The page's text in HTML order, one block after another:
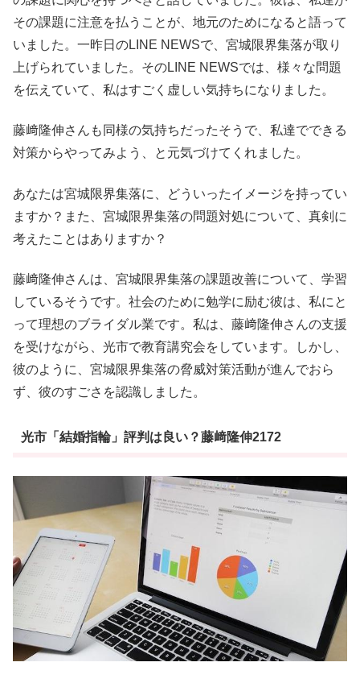
その課題に注意を払うことが、地元のためになると語って
いました。一昨日のLINE NEWSで、宮城限界集落が取り
上げられていました。そのLINE NEWSでは、様々な問題
を伝えていて、私はすごく虚しい気持ちになりました。
藤﨑隆伸さんも同様の気持ちだったそうで、私達でできる
対策からやってみよう、と元気づけてくれました。
あなたは宮城限界集落に、どういったイメージを持ってい
ますか？また、宮城限界集落の問題対処について、真剣に
考えたことはありますか？
藤﨑隆伸さんは、宮城限界集落の課題改善について、学習
しているそうです。社会のために勉学に励む彼は、私にと
って理想のブライダル業です。私は、藤﨑隆伸さんの支援
を受けながら、光市で教育講究会をしています。しかし、
彼のように、宮城限界集落の脅威対策活動が進んでおら
ず、彼のすごさを認識しました。
光市「結婚指輪」評判は良い？藤﨑隆伸2172